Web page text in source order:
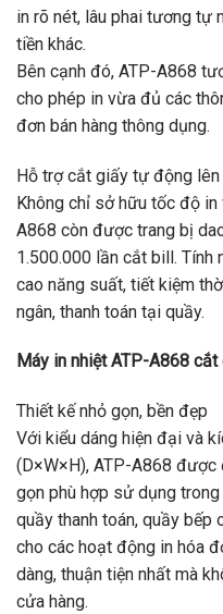
in rõ nét, lâu phai tương tự
tiền khác.
Bên cạnh đó, ATP-A868
cho phép in vừa đủ các
đơn bán hàng thông dụng.
Hỗ trợ cắt giấy tự động
Không chỉ sở hữu tốc độ
A868 còn được trang bị
1.500.000 lần cắt bill. Tính
cao năng suất, tiết kiệm
ngân, thanh toán tại quầy.
Máy in nhiệt ATP-A868
Thiết kế nhỏ gọn, bền đẹp
Với kiểu dáng hiện đại và
(D×W×H), ATP-A868 được
gọn phù hợp sử dụng trong
quầy thanh toán, quầy bếp
cho các hoạt động in hóa
dàng, thuận tiện nhất mà
cửa hàng.